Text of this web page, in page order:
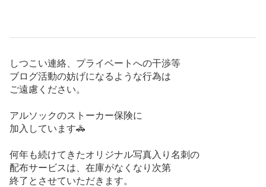
しつこい連絡、プライベートへの干渉等
ブログ活動の妨げになるような行為は
ご遠慮ください。
アルソックのストーカー保険に
加入しています🚓
何年も続けてきたオリジナル写真入り名刺の
配布サービスは、在庫がなくなり次第
終了とさせていただきます。